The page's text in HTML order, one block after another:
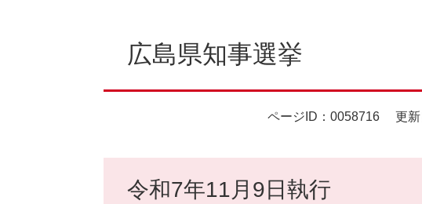
広島県知事選挙
ページID：0058716 更
令和7年11月9日執行